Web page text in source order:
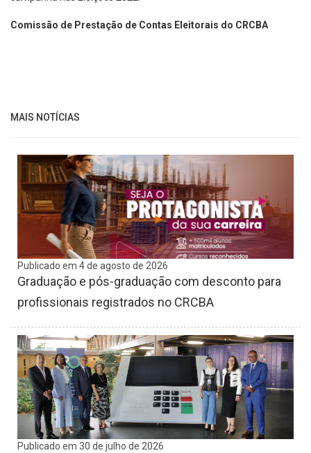
Comissão de Prestação de Contas Eleitorais do CRCBA
MAIS NOTÍCIAS
Publicado em 4 de agosto de 2026
Graduação e pós-graduação com desconto para
profissionais registrados no CRCBA
Publicado em 30 de julho de 2026